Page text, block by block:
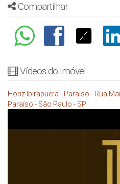
Compartilhar
Vídeos do Imóvel
Horiz Ibirapuera - Paraíso - Rua
Paraíso - São Paulo - SP